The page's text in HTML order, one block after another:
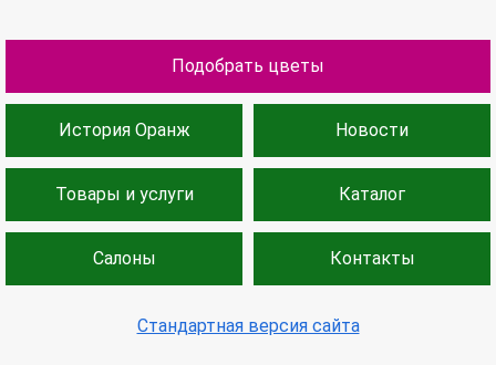
Подобрать цветы
История Оранж Новости
Товары и услуги Каталог
Салоны Контакты
Стандартная версия сайта